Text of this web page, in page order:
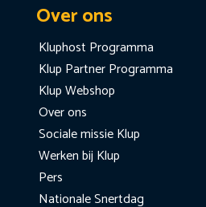
Over ons
Kluphost Programma
Klup Partner Programma
Klup Webshop
Over ons
Sociale missie Klup
Werken bij Klup
Pers
Nationale Snertdag